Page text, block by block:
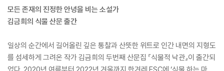
모든 존재의 진정한 안녕을 비는 소설가
김금희의 식물 산문 출간
일상의 순간에서 길어올린 깊은 통찰과 산뜻한 위트로 인간 내면의 지형도
를 섬세하게 그려온 작가 김금희의 두번째 산문집 『식물적 낙관』이 출간되